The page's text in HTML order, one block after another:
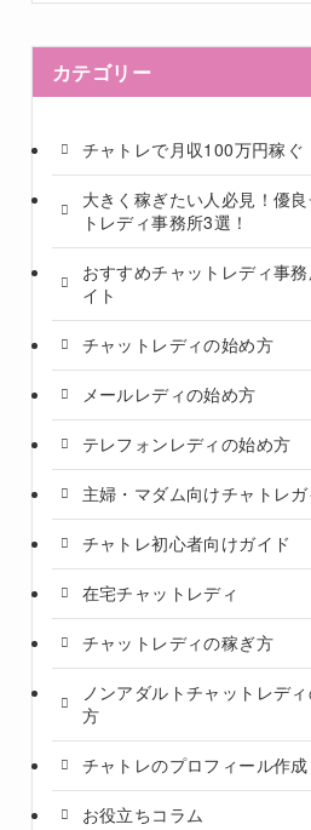
カテゴリー
チャトレで月収100万円稼ぐ
大きく稼ぎたい人必見！優良
トレディ事務所3選！
おすすめチャットレディ事
イト
チャットレディの始め方
メールレディの始め方
テレフォンレディの始め方
主婦・マダム向けチャトレガ
チャトレ初心者向けガイド
在宅チャットレディ
チャットレディの稼ぎ方
ノンアダルトチャットレデ
方
チャトレのプロフィール作成
お役立ちコラム